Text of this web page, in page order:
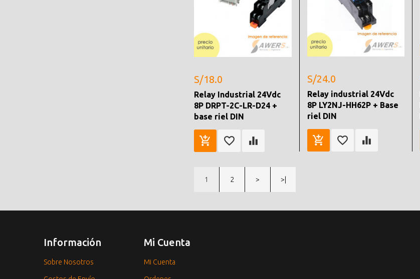
S/18.0
Relay Industrial 24Vdc
8P DRPT-2C-LR-D24 +
base riel DIN
S/24.0
Relay industrial 24Vdc
8P LY2NJ-HH62P + Base
riel DIN
1 2 > >|
Información
Sobre Nosotros
Mi Cuenta
Mi Cuenta